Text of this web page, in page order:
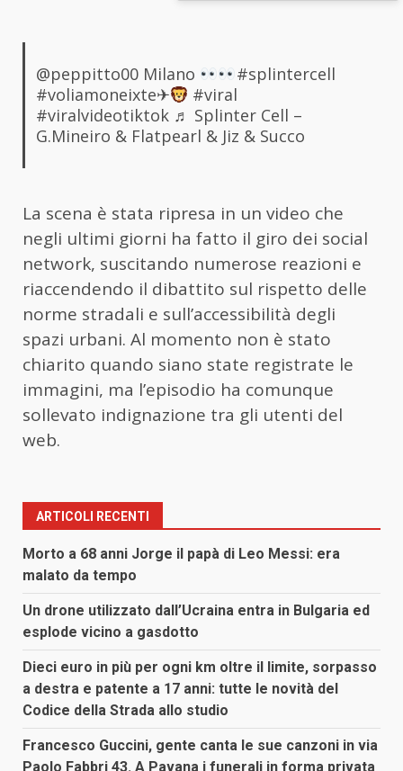
@peppitto00Milano
#splintercell
#voliamoneixte✈
#viral
#viralvideotiktok ♬ Splinter Cell –
G.Mineiro & Flatpearl & Jiz & Succo
La scena è stata ripresa in un video che
negli ultimi giorni ha fatto il giro dei social
network, suscitando numerose reazioni e
riaccendendo il dibattito sul rispetto delle
norme stradali e sull’accessibilità degli
spazi urbani. Al momento non è stato
chiarito quando siano state registrate le
immagini, ma l’episodio ha comunque
sollevato indignazione tra gli utenti del
web.
ARTICOLI RECENTI
Morto a 68 anni Jorge il papà di Leo Messi: era
malato da tempo
Un drone utilizzato dall’Ucraina entra in Bulgaria ed
esplode vicino a gasdotto
Dieci euro in più per ogni km oltre il limite, sorpasso
a destra e patente a 17 anni: tutte le novità del
Codice della Strada allo studio
Francesco Guccini, gente canta le sue canzoni in via
Paolo Fabbri 43. A Pavana i funerali in forma privata